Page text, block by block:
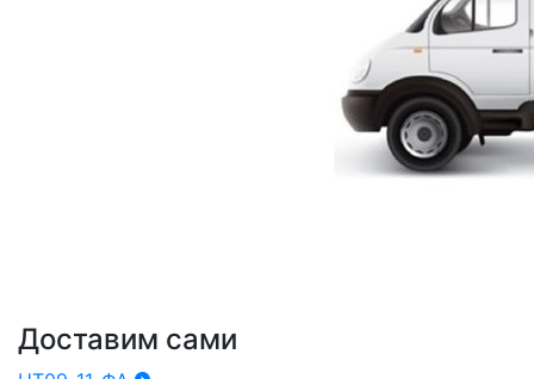
Доставим сами